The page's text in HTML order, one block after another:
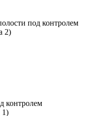
под контролем
2)
контролем
1)